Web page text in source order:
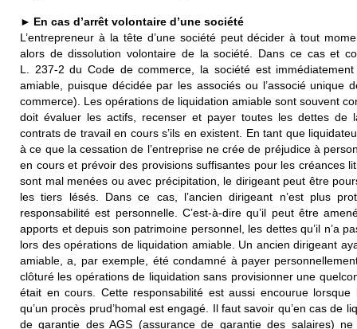
► En cas d’arrêt volontaire d’une société
L’entrepreneur à la tête d’une société peut décider à tout
alors de dissolution volontaire de la société. Dans ce cas et
L. 237-2 du Code de commerce, la société est
amiable, puisque décidée par les associés ou l’associé
commerce). Les opérations de liquidation amiable sont souvent
doit évaluer les actifs, recenser et payer toutes les dettes de
contrats de travail en cours s’ils en existent. En tant que
à ce que la cessation de l’entreprise ne crée de préjudice à
en cours et prévoir des provisions suffisantes pour les créances
sont mal menées ou avec précipitation, le dirigeant peut être
les tiers lésés. Dans ce cas, l’ancien dirigeant n’est plus
responsabilité est personnelle. C’est-à-dire qu’il peut être
apports et depuis son patrimoine personnel, les dettes qu’il n’a
lors des opérations de liquidation amiable. Un ancien dirigeant
amiable, a, par exemple, été condamné à payer
clôturé les opérations de liquidation sans provisionner une
était en cours. Cette responsabilité est aussi encourue
qu’un procès prud’homal est engagé. Il faut savoir qu’en cas de
de garantie des AGS (assurance de garantie des salaires)